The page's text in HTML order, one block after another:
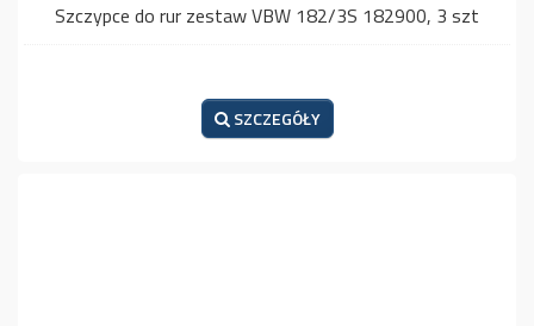
Szczypce do rur zestaw VBW 182/3S 182900, 3 szt
SZCZEGÓŁY